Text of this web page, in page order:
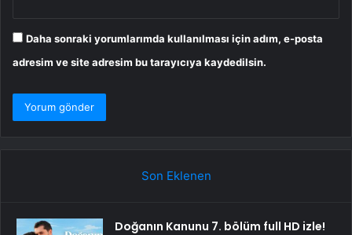
Daha sonraki yorumlarımda kullanılması için adım, e-posta
adresim ve site adresim bu tarayıcıya kaydedilsin.
Son Eklenen
Doğanın Kanunu 7. bölüm full HD izle!